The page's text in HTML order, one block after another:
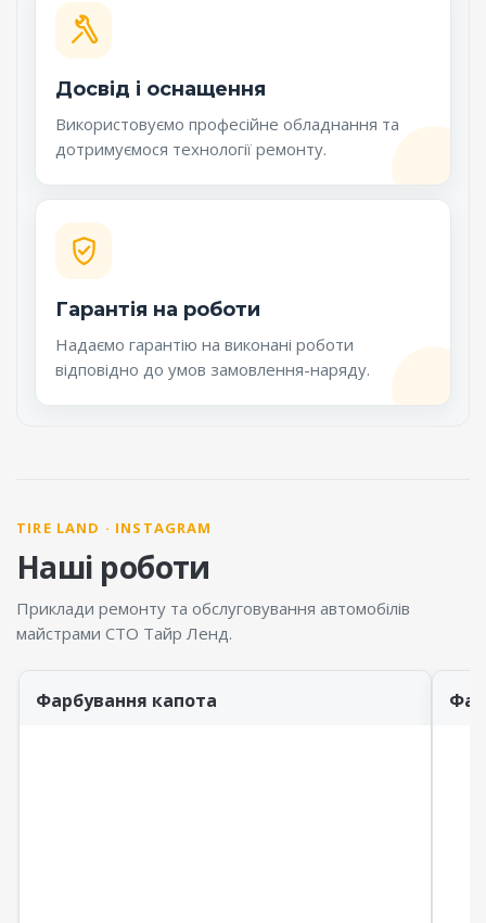
Досвід і оснащення
Використовуємо професійне обладнання та
дотримуємося технології ремонту.
Гарантія на роботи
Надаємо гарантію на виконані роботи
відповідно до умов замовлення-наряду.
TIRE LAND · INSTAGRAM
Наші роботи
Приклади ремонту та обслуговування автомобілів
майстрами СТО Тайр Ленд.
Фарбування капота